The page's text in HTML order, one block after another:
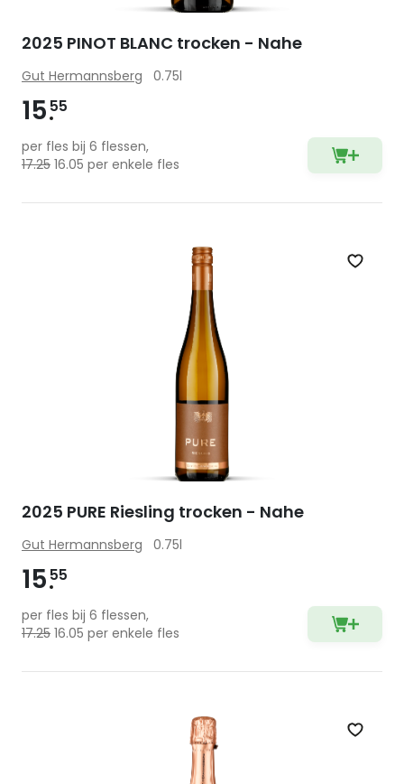
2025 PINOT BLANC trocken - Nahe
Gut Hermannsberg 0.75l
15 55
per fles bij 6 flessen,
17.25 16.05 per enkele fles
Zet
2025 PURE Riesling trocken - Nahe
Gut Hermannsberg 0.75l
15 55
per fles bij 6 flessen,
17.25 16.05 per enkele fles
Zet